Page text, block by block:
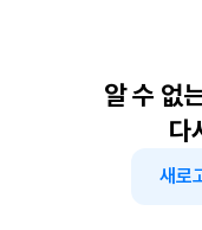
알 수 없
다
새로